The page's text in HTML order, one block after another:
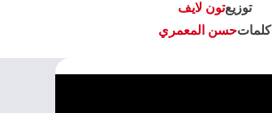
توزيعتون لايف
كلماتحسن المعمري